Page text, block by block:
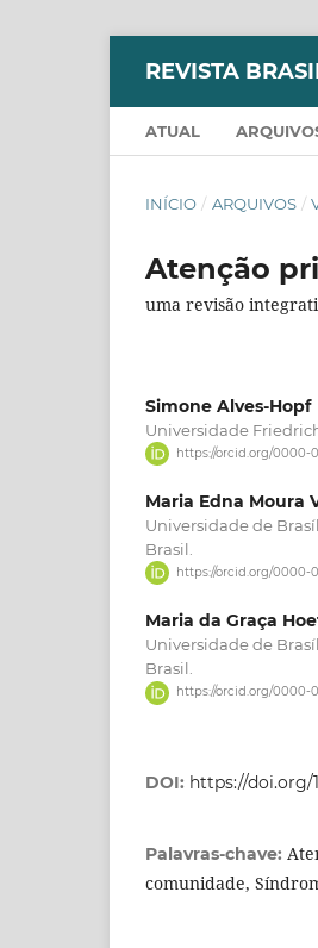
REVISTA
ATUAL
INÍCIO / ARQUIVOS /
Atenção
uma revisão
Simone Alves-Hopf
Universidade
https://orcid.org/0000-
Maria Edna Moura
Universidade de
Brasil.
https://orcid.org/0000-
Maria da Graça
Universidade de
Brasil.
https://orcid.org/0000-
DOI: https://doi.org/
Palavras-chave:
comunidade,